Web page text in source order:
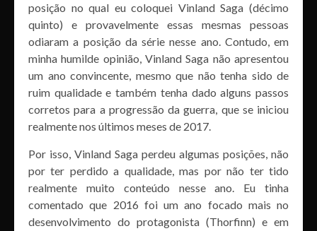
posição no qual eu coloquei Vinland Saga (décimo
quinto) e provavelmente essas mesmas pessoas
odiaram a posição da série nesse ano. Contudo, em
minha humilde opinião, Vinland Saga não apresentou
um ano convincente, mesmo que não tenha sido de
ruim qualidade e também tenha dado alguns passos
corretos para a progressão da guerra, que se iniciou
realmente nos últimos meses de 2017.
Por isso, Vinland Saga perdeu algumas posições, não
por ter perdido a qualidade, mas por não ter tido
realmente muito conteúdo nesse ano. Eu tinha
comentado que 2016 foi um ano focado mais no
desenvolvimento do protagonista (Thorfinn) e em